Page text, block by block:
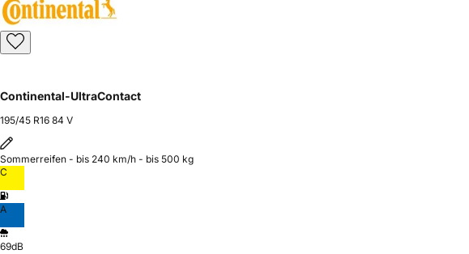
Continental-UltraContact
195/45 R16 84 V
Sommerreifen - bis 240 km/h - bis 500 kg
C
A
69dB